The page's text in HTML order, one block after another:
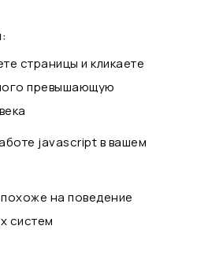
страницы и кликаете
превышающую
javascript в вашем
на поведение
систем